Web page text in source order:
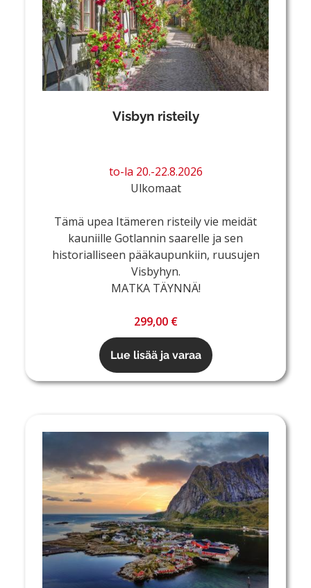
Visbyn risteily
to-la 20.-22.8.2026
Ulkomaat
Tämä upea Itämeren risteily vie meidät
kauniille Gotlannin saarelle ja sen
historialliseen pääkaupunkiin, ruusujen
Visbyhyn.
MATKA TÄYNNÄ!
299,00 €
Lue lisää ja varaa